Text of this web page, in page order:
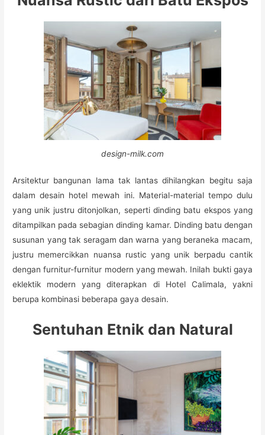
design-milk.com
Arsitektur bangunan lama tak lantas dihilangkan begitu saja
dalam desain hotel mewah ini. Material-material tempo dulu
yang unik justru ditonjolkan, seperti dinding batu ekspos yang
ditampilkan pada sebagian dinding kamar. Dinding batu dengan
susunan yang tak seragam dan warna yang beraneka macam,
justru memercikkan nuansa rustic yang unik berpadu cantik
dengan furnitur-furnitur modern yang mewah. Inilah bukti gaya
eklektik modern yang diterapkan di Hotel Calimala, yakni
berupa kombinasi beberapa gaya desain.
Sentuhan Etnik dan Natural